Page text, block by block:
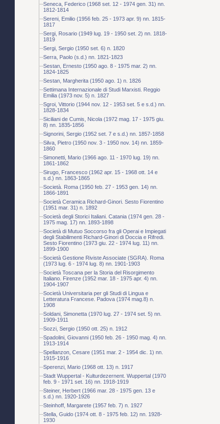
Seneca, Federico (1968 set. 12 - 1974 gen. 31) nn.
1812-1814
Sereni, Emilio (1956 feb. 25 - 1973 apr. 9) nn. 1815-
1817
Sergi, Rosario (1949 lug. 19 - 1950 set. 2) nn. 1818-
1819
Sergi, Sergio (1950 set. 6) n. 1820
Serra, Paolo (s.d.) nn. 1821-1823
Sestan, Ernesto (1950 ago. 8 - 1975 mar. 2) nn.
1824-1825
Sestan, Margherita (1950 ago. 1) n. 1826
Settimana Internazionale di Studi Marxisti. Reggio
Emilia (1973 nov. 5) n. 1827
Sgroi, Vittorio (1944 nov. 12 - 1953 set. 5 e s.d.) nn.
1828-1834
Siciliani de Cumis, Nicola (1972 mag. 17 - 1975 giu.
8) nn. 1835-1856
Signorini, Sergio (1952 set. 7 e s.d.) nn. 1857-1858
Silva, Pietro (1950 nov. 3 - 1950 nov. 14) nn. 1859-
1860
Simonetti, Mario (1966 ago. 11 - 1970 lug. 19) nn.
1861-1862
Sirugo, Francesco (1962 apr. 15 - 1968 ott. 14 e
s.d.) nn. 1863-1865
Società. Roma (1950 feb. 27 - 1953 gen. 14) nn.
1866-1891
Società Ceramica Richard-Ginori. Sesto Fiorentino
(1951 mar. 31) n. 1892
Società degli Storici Italiani. Catania (1974 gen. 28 -
1975 mag. 17) nn. 1893-1898
Società di Mutuo Soccorso fra gli Operai e Impiegati
degli Stabilimenti Richard-Ginori di Doccia e Rifredi.
Sesto Fiorentino (1973 giu. 22 - 1974 lug. 11) nn.
1899-1900
Società Gestione Riviste Associate (SGRA). Roma
(1973 lug. 6 - 1974 lug. 8) nn. 1901-1903
Società Toscana per la Storia del Risorgimento
Italiano. Firenze (1952 mar. 18 - 1975 apr. 4) nn.
1904-1907
Società Universitaria per gli Studi di Lingua e
Letteratura Francese. Padova (1974 mag.8) n.
1908
Soldani, Simonetta (1970 lug. 27 - 1974 set. 5) nn.
1909-1911
Sozzi, Sergio (1950 ott. 25) n. 1912
Spadolini, Giovanni (1950 feb. 26 - 1950 mag. 4) nn.
1913-1914
Spellanzon, Cesare (1951 mar. 2 - 1954 dic. 1) nn.
1915-1916
Sperenzi, Mario (1968 ott. 13) n. 1917
Stadt Wuppertal - Kulturdezernent. Wuppertal (1970
feb. 9 - 1971 set. 16) nn. 1918-1919
Steiner, Herbert (1966 mar. 28 - 1975 gen. 13 e
s.d.) nn. 1920-1926
Steinhoff, Margarete (1957 feb. 7) n. 1927
Stella, Guido (1974 ott. 8 - 1975 feb. 12) nn. 1928-
1930